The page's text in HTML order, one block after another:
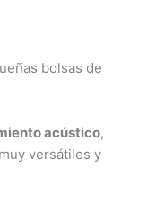
bolsas de
acústico,
versátiles y